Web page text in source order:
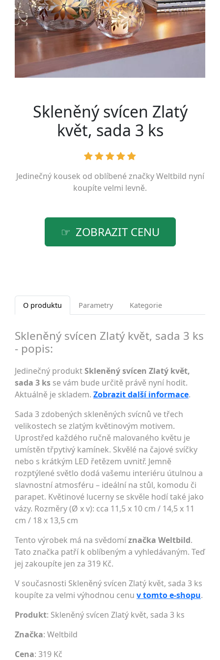
Skleněný svícen Zlatý
květ, sada 3 ks
Jedinečný kousek od oblíbené značkyWeltbild nyní
koupíte velmi levně.
ZOBRAZIT CENU
O produktu Parametry Kategorie
Skleněný svícen Zlatý květ, sada 3 ks
- popis:
Jedinečný produktSkleněný svícen Zlatý květ,
sada 3 ks se vám bude určitě právě nyní hodit.
Aktuálně je skladem. Zobrazit další informace.
Sada 3 zdobených skleněných svícnů ve třech
velikostech se zlatým květinovým motivem.
Uprostřed každého ručně malovaného květu je
umístěn třpytivý kamínek. Skvělé na čajové svíčky
nebo s krátkým LED řetězem uvnitř. Jemně
rozptýlené světlo dodá vašemu interiéru útulnou a
slavnostní atmosféru – ideální na stůl, komodu či
parapet. Květinové lucerny se skvěle hodí také jako
vázy. Rozměry (Ø x v): cca 11,5 x 10 cm / 14,5 x 11
cm / 18 x 13,5 cm
Tento výrobek má na svědomíznačka Weltbild.
Tato značka patří k oblíbeným a vyhledávaným. Teď
jej zakoupíte jen za 319 Kč.
V současnosti Skleněný svícen Zlatý květ, sada 3 ks
koupíte za velmi výhodnou cenu v tomto e-shopu.
Produkt: Skleněný svícen Zlatý květ, sada 3 ks
Značka: Weltbild
Cena: 319 Kč